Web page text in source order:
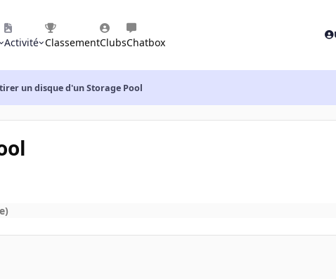
Activité ClassementClubsChatbox
un disque d'un Storage Pool